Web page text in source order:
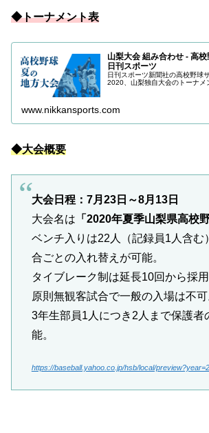
◆トーナメント表
山梨大会 組み合わせ - 高
日刊スポーツ
日刊スポーツ新聞社の高校野球
2020、山梨独自大会のトーナメ
www.nikkansports.com
◆大会概要
大会日程：7月23日～8月13日
大会名は 「2020年夏季山梨県高校
ベンチ入りは22人（記録員1人含む
合ごとの入れ替えが可能。
タイブレーク制は延長10回から採用
原則無観客試合で一般の入場は不
3年生部員1人につき2人まで保護者
能。
https://baseball.yahoo.co.jp/hsb/local/